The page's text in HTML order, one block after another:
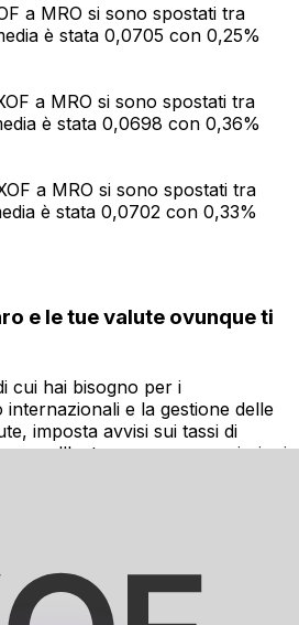
a MRO si sono spostati tra
è stata 0,0705 con 0,25%
a MRO si sono spostati tra
è stata 0,0698 con 0,36%
a MRO si sono spostati tra
è stata 0,0702 con 0,33%
e le tue valute ovunque ti
cui hai bisogno per i
e la gestione delle
imposta avvisi sui tassi di
all'estero senza commissioni